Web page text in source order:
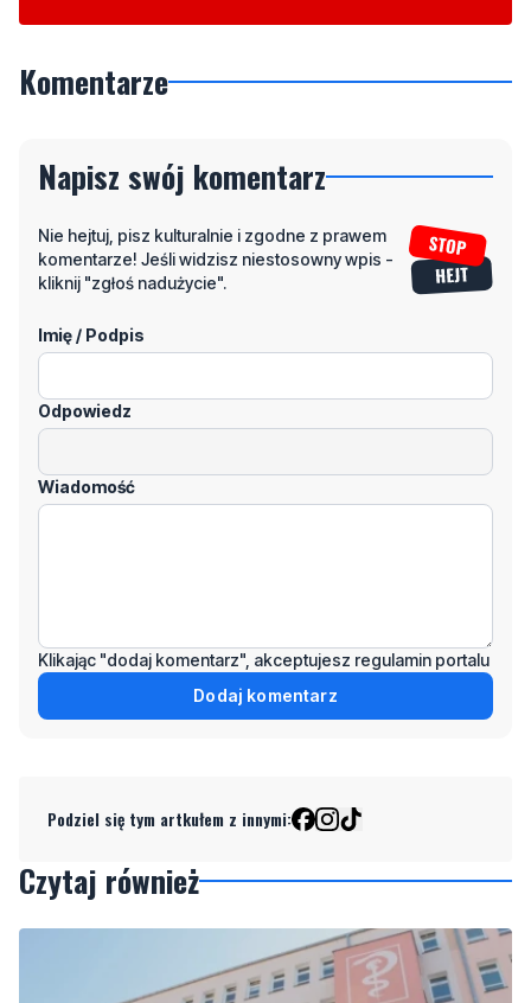
Komentarze
Napisz swój komentarz
Nie hejtuj, pisz kulturalnie i zgodne z prawem
komentarze! Jeśli widzisz niestosowny wpis -
kliknij "zgłoś nadużycie".
Imię / Podpis
Odpowiedz
Wiadomość
Klikając "dodaj komentarz", akceptujesz regulamin portalu
Dodaj komentarz
Podziel się tym artkułem z innymi:
Czytaj również